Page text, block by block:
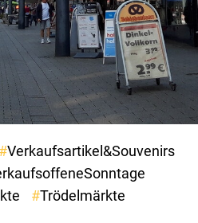
Verkaufsartikel&Souvenirs
Trödelmärkte